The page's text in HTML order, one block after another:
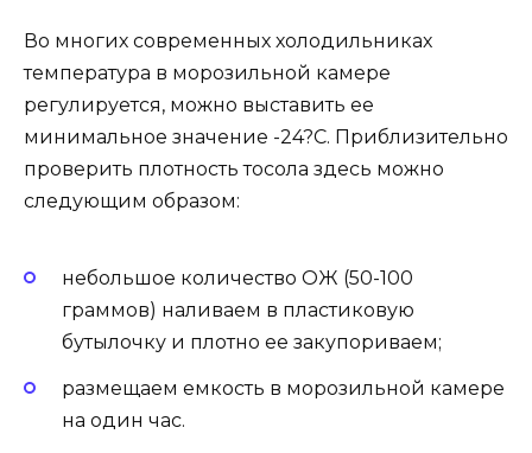
Во многих современных холодильниках
температура в морозильной камере
регулируется, можно выставить ее
минимальное значение -24?C. Приблизительно
проверить плотность тосола здесь можно
следующим образом:
небольшое количество ОЖ (50-100
граммов) наливаем в пластиковую
бутылочку и плотно ее закупориваем;
размещаем емкость в морозильной камере
на один час.